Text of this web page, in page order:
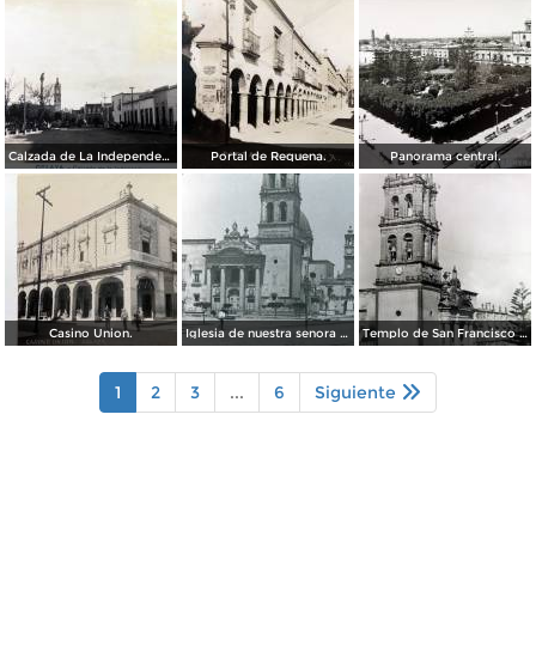
Calzada de La Independencia. ( Circulada el 3 de Enero de 1921 ). Portal de Requena. Panorama central.
Casino Union. Iglesia de nuestra senora del Carmen por el fotografo William H. Rau. Templo de San Francisco Celaya, Guanajuato.
1 2 3 ... 6 Siguiente